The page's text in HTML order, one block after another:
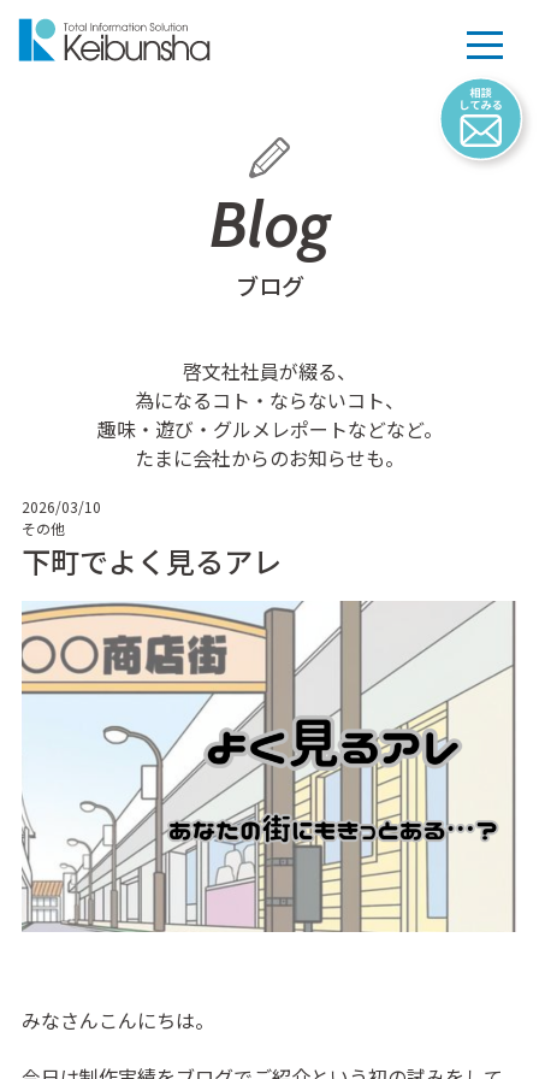
Blog
ブログ
啓文社社員が綴る、
為になるコト・ならないコト、
趣味・遊び・グルメレポートなどなど。
たまに会社からのお知らせも。
2026/03/10
その他
下町でよく見るアレ
みなさんこんにちは。